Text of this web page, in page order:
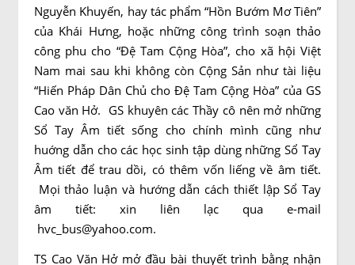
Nguyễn Khuyến, hay tác phẩm “Hồn Bướm Mơ Tiên”
của Khái Hưng, hoặc những công trình soạn thảo
công phu cho “Đệ Tam Cộng Hòa”, cho xã hội Việt
Nam mai sau khi không còn Cộng Sản như tài liệu
“Hiến Pháp Dân Chủ cho Đệ Tam Cộng Hòa” của GS
Cao văn Hở. GS khuyên các Thầy cô nên mở những
Sổ Tay Âm tiết sống cho chính mình cũng như
huớng dẫn cho các học sinh tập dùng những Sổ Tay
Âm tiết để trau dồi, có thêm vốn liếng về âm tiết.
Mọi thảo luận và hướng dẫn cách thiết lập Sổ Tay
âm tiết: xin liên lạc qua e-mail
hvc_bus@yahoo.com.
TS Cao Văn Hở mở đầu bài thuyết trình bằng nhận